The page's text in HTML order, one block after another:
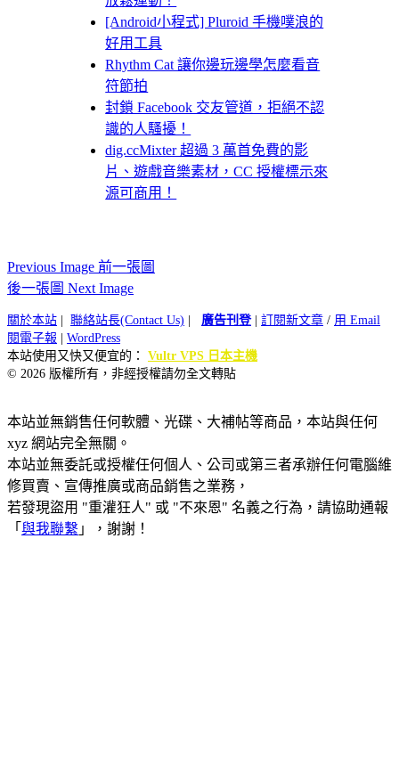
[Android小程式] Pluroid 手機噗浪的
好用工具
Rhythm Cat 讓你邊玩邊學怎麼看音
符節拍
封鎖 Facebook 交友管道，拒絕不認
識的人騷擾！
dig.ccMixter 超過 3 萬首免費的影
片、遊戲音樂素材，CC 授權標示來
源可商用！
Previous Image 前一張圖
後一張圖 Next Image
關於本站 聯絡站長(Contact Us) 廣告刊登| 訂閱新文章 / 用 Email
閱電子報
WordPress
本站使用又快又便宜的： Vultr VPS 日本主機
© 2026 版權所有，非經授權請勿全文轉貼
本站並無銷售任何軟體、光碟、大補帖等商品，本站與任何
xyz 網站完全無關。
本站並無委託或授權任何個人、公司或第三者承辦任何電腦維
修買賣、宣傳推廣或商品銷售之業務，
若發現盜用 "重灌狂人" 或 "不來恩" 名義之行為，請協助通報
「 與我聯繫 」，謝謝！